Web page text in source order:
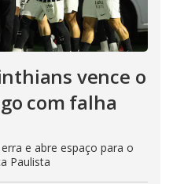
vence o
com falha
e abre espaço para o
Paulista